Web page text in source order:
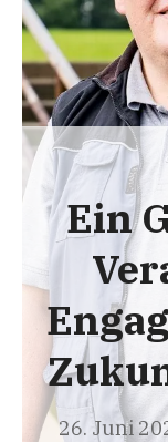
Ein
26. Juni